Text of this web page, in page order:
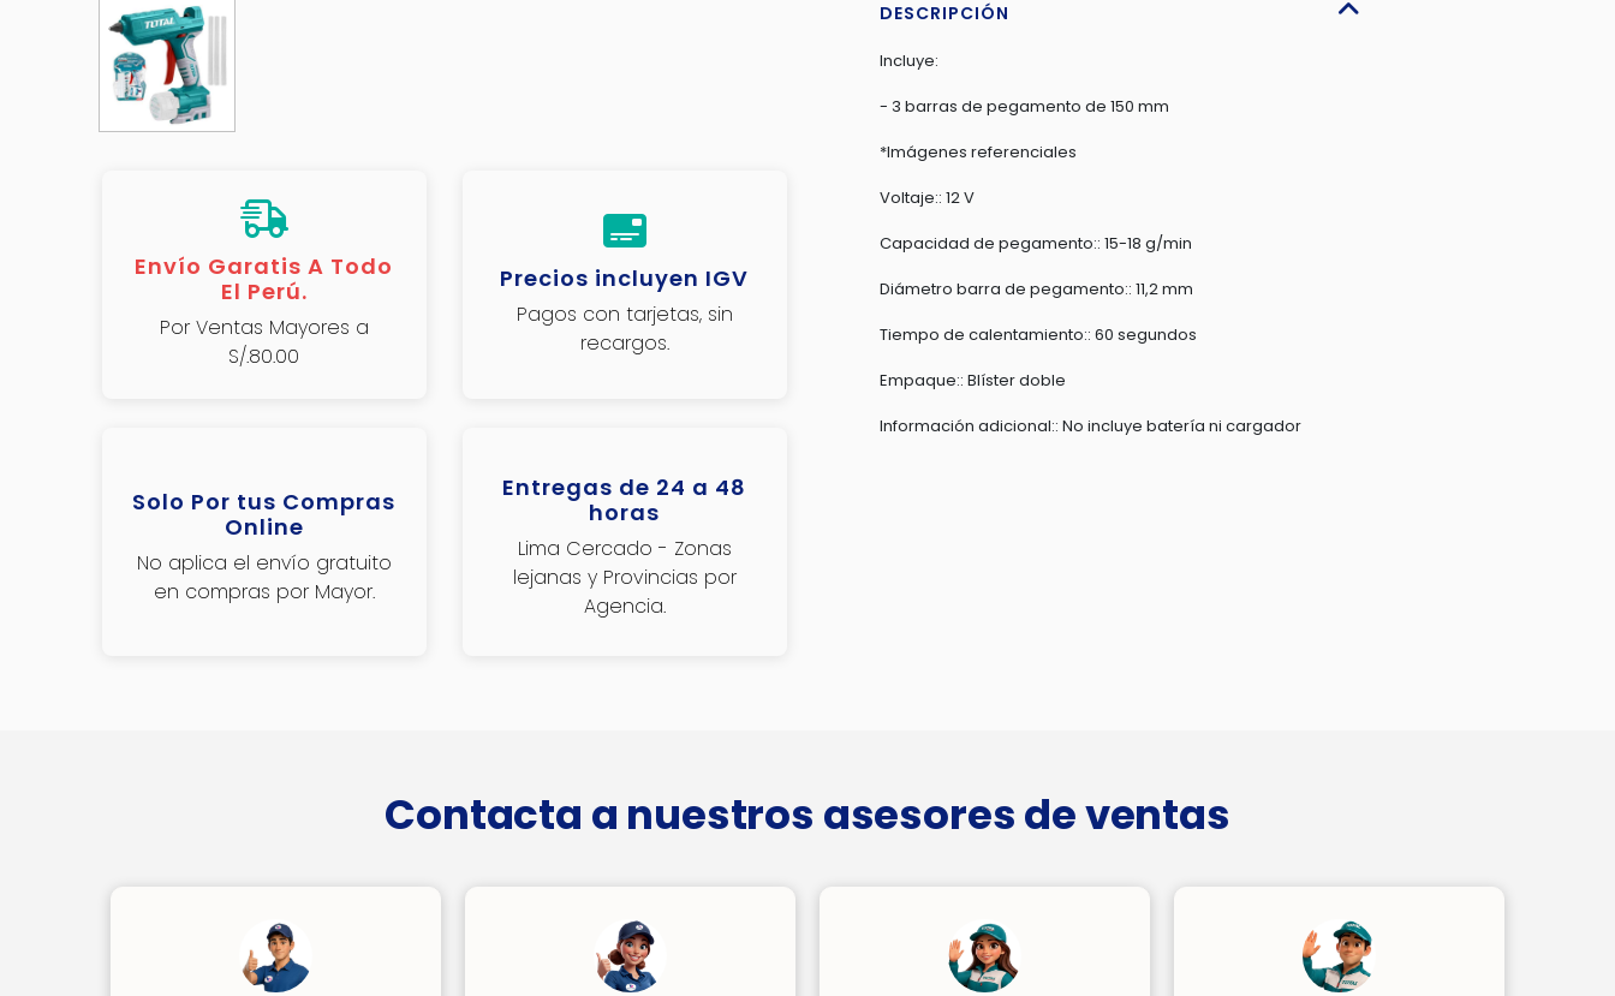
Envío Garatis A Todo
El Perú.
Por Ventas Mayores a
S/.80.00
Precios incluyen IGV
Pagos con tarjetas, sin
recargos.
Solo Por tus Compras
Online
No aplica el envío gratuito
en compras por Mayor.
Entregas de 24 a 48
horas
Lima Cercado - Zonas
lejanas y Provincias por
Agencia.
TGGLI1201
DESCRIPCIÓN
Incluye:
- 3 barras de pegamento de 150 mm
*Imágenes referenciales
Voltaje:: 12 V
Capacidad de pegamento:: 15-18 g/min
Diámetro barra de pegamento:: 11,2 mm
Tiempo de calentamiento:: 60 segundos
Empaque:: Blíster doble
Información adicional:: No incluye batería ni cargador
Contacta a nuestros asesores de ventas